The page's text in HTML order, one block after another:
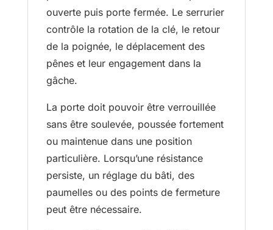
ouverte puis porte fermée. Le serrurier
contrôle la rotation de la clé, le retour
de la poignée, le déplacement des
pênes et leur engagement dans la
gâche.
La porte doit pouvoir être verrouillée
sans être soulevée, poussée fortement
ou maintenue dans une position
particulière. Lorsqu’une résistance
persiste, un réglage du bâti, des
paumelles ou des points de fermeture
peut être nécessaire.